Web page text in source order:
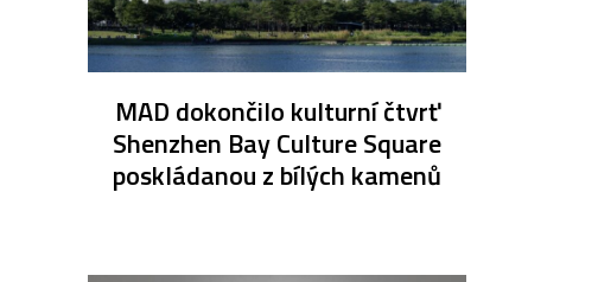
MAD dokončilo kulturní čtvrť
Shenzhen Bay Culture Square
poskládanou z bílých kamenů